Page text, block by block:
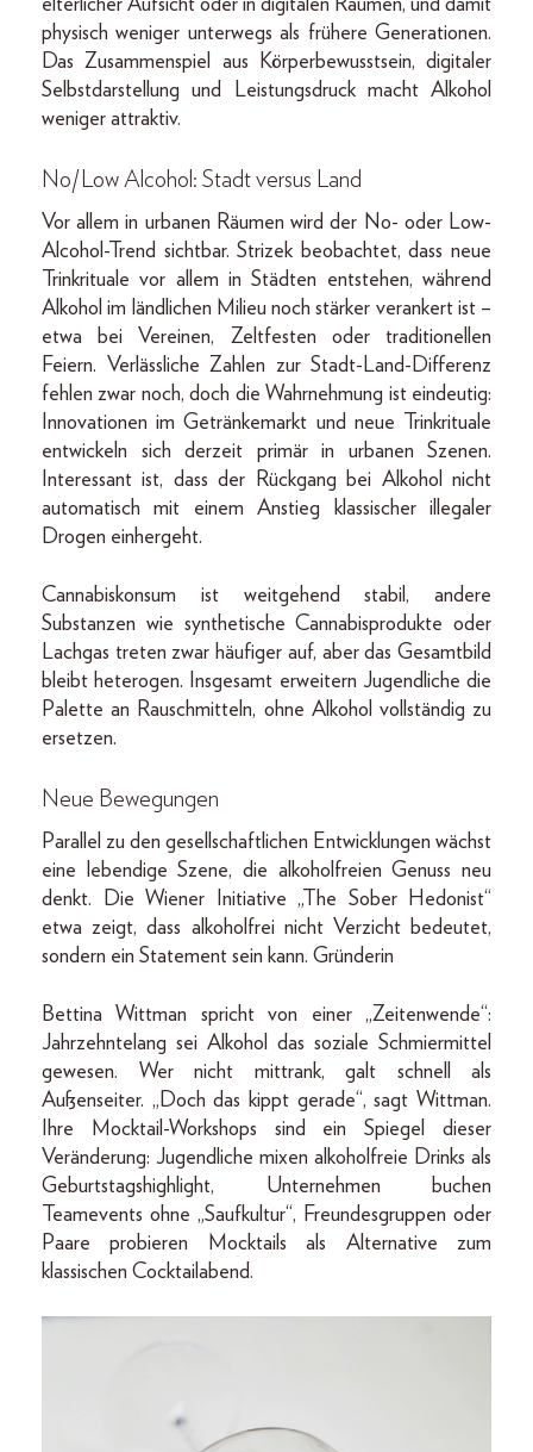
elterlicher Aufsicht oder in digitalen Räumen, und damit
physisch weniger unterwegs als frühere Generationen.
Das Zusammenspiel aus Körperbewusstsein, digitaler
Selbstdarstellung und Leistungsdruck macht Alkohol
weniger attraktiv.
No/Low Alcohol: Stadt versus Land
Vor allem in urbanen Räumen wird der No- oder Low-
Alcohol-Trend sichtbar. Strizek beobachtet, dass neue
Trinkrituale vor allem in Städten entstehen, während
Alkohol im ländlichen Milieu noch stärker verankert ist –
etwa bei Vereinen, Zeltfesten oder traditionellen
Feiern. Verlässliche Zahlen zur Stadt-Land-Differenz
fehlen zwar noch, doch die Wahrnehmung ist eindeutig:
Innovationen im Getränkemarkt und neue Trinkrituale
entwickeln sich derzeit primär in urbanen Szenen.
Interessant ist, dass der Rückgang bei Alkohol nicht
automatisch mit einem Anstieg klassischer illegaler
Drogen einhergeht.
Cannabiskonsum ist weitgehend stabil, andere
Substanzen wie synthetische Cannabisprodukte oder
Lachgas treten zwar häufiger auf, aber das Gesamtbild
bleibt heterogen. Insgesamt erweitern Jugendliche die
Palette an Rauschmitteln, ohne Alkohol vollständig zu
ersetzen.
Neue Bewegungen
Parallel zu den gesellschaftlichen Entwicklungen wächst
eine lebendige Szene, die alkoholfreien Genuss neu
denkt. Die Wiener Initiative „The Sober Hedonist“
etwa zeigt, dass alkoholfrei nicht Verzicht bedeutet,
sondern ein Statement sein kann. Gründerin
Bettina Wittman spricht von einer „Zeitenwende“:
Jahrzehntelang sei Alkohol das soziale Schmiermittel
gewesen. Wer nicht mittrank, galt schnell als
Außenseiter. „Doch das kippt gerade“, sagt Wittman.
Ihre Mocktail-Workshops sind ein Spiegel dieser
Veränderung: Jugendliche mixen alkoholfreie Drinks als
Geburtstagshighlight, Unternehmen buchen
Teamevents ohne „Saufkultur“, Freundesgruppen oder
Paare probieren Mocktails als Alternative zum
klassischen Cocktailabend.